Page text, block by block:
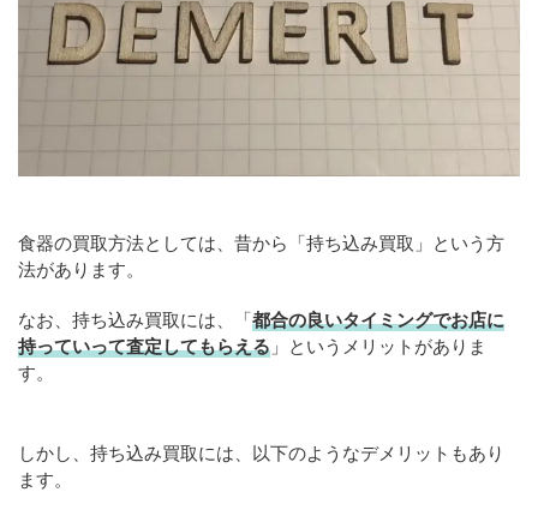
食器の買取方法としては、昔から「持ち込み買取」という方
法があります。
なお、持ち込み買取には、「都合の良いタイミングでお店に
持っていって査定してもらえる 」というメリットがありま
す。
しかし、持ち込み買取には、以下のようなデメリットもあり
ます。